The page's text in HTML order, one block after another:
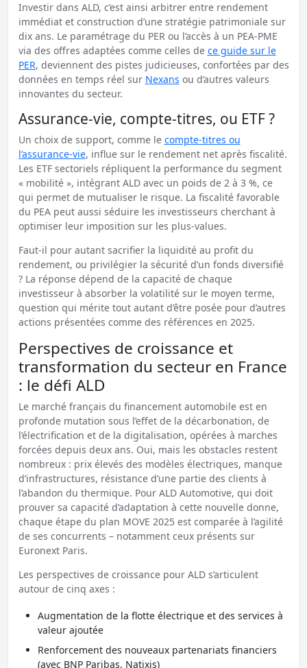
Investir dans ALD, c’est ainsi arbitrer entre rendement
immédiat et construction d’une stratégie patrimoniale sur
dix ans. Le paramétrage du PER ou l’accès à un PEA-PME
via des offres adaptées comme celles de ce guide sur le
PER, deviennent des pistes judicieuses, confortées par des
données en temps réel sur Nexans ou d’autres valeurs
innovantes du secteur.
Assurance-vie, compte-titres, ou ETF ?
Un choix de support, comme le compte-titres ou
l’assurance-vie, influe sur le rendement net après fiscalité.
Les ETF sectoriels répliquent la performance du segment
« mobilité », intégrant ALD avec un poids de 2 à 3 %, ce
qui permet de mutualiser le risque. La fiscalité favorable
du PEA peut aussi séduire les investisseurs cherchant à
optimiser leur imposition sur les plus-values.
Faut-il pour autant sacrifier la liquidité au profit du
rendement, ou privilégier la sécurité d’un fonds diversifié
? La réponse dépend de la capacité de chaque
investisseur à absorber la volatilité sur le moyen terme,
question qui mérite tout autant d’être posée pour d’autres
actions présentées comme des références en 2025.
Perspectives de croissance et
transformation du secteur en France
: le défi ALD
Le marché français du financement automobile est en
profonde mutation sous l’effet de la décarbonation, de
l’électrification et de la digitalisation, opérées à marches
forcées depuis deux ans. Oui, mais les obstacles restent
nombreux : prix élevés des modèles électriques, manque
d’infrastructures, résistance d’une partie des clients à
l’abandon du thermique. Pour ALD Automotive, qui doit
prouver sa capacité d’adaptation à cette nouvelle donne,
chaque étape du plan MOVE 2025 est comparée à l’agilité
de ses concurrents – notamment ceux présents sur
Euronext Paris.
Les perspectives de croissance pour ALD s’articulent
autour de cinq axes :
Augmentation de la flotte électrique et des services à
valeur ajoutée
Renforcement des nouveaux partenariats financiers
(avec BNP Paribas, Natixis)